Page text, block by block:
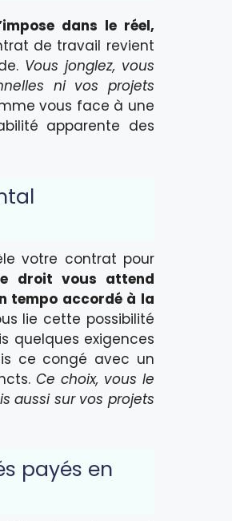
dans le réel,
de travail revient
Vous jonglez, vous
ni vos projets
vous face à une
apparente des
votre contrat pour
droit vous attend
tempo accordé à la
lie cette possibilité
quelques exigences
ce congé avec un
Ce choix, vous le
aussi sur vos projets
payés en